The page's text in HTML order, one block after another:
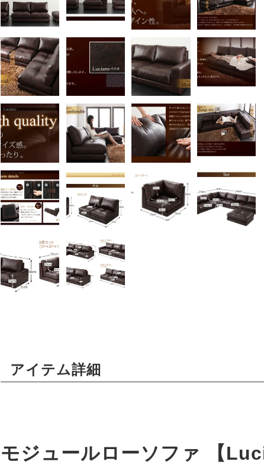
アイテム詳細
モジュールローソファ 【